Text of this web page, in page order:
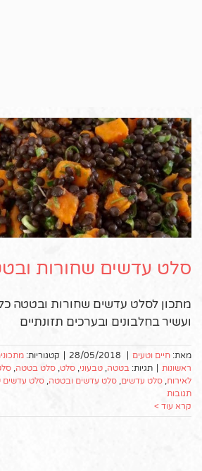
סלט עדשים שחורות
מתכון לסלט עדשים שחורות ובטטה
ועשיר בחלבונים ובערכים תזונתיים
מאת: חיים וטעים |
28/05/2018
| קטגוריות:
ראשונות | תגיות: בטטה טבעוני סלט סלט בטטה
לאירוח סלט עדשים סלט עדשים ובטטה סלט עדשים
תגובות
קרא עוד >